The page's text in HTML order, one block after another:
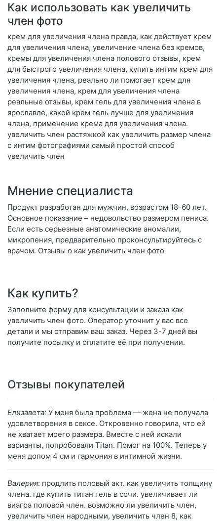
Как использовать как увеличить
член фото
крем для увеличения члена правда, как действует крем
для увеличения члена, увеличение члена без кремов,
кремы для увеличения члена полового отзывы, крем
для быстрого увеличения члена, купить интим крем для
увеличения члена, реально ли помогает крем для
увеличения члена, крем для увеличения члена
реальные отзывы, крем гель для увеличения члена в
ярославле, какой крем гель лучше для увеличения
члена, применение крема для увеличения члена.
увеличить член растяжкой как увеличить размер члена
с интим фотографиями самый простой способ
увеличить член
Мнение специалиста
Продукт разработан для мужчин, возрастом 18-60 лет.
Основное показание – недовольство размером пениса.
Если есть серьезные анатомические аномалии,
микропения, предварительно проконсультируйтесь с
врачом. Отзывы о как увеличить член фото
Как купить?
Заполните форму для консультации и заказа как
увеличить член фото. Оператор уточнит у вас все
детали и мы отправим ваш заказ. Через 3-7 дней вы
получите посылку и оплатите её при получении.
Отзывы покупателей
Елизавета: У меня была проблема — жена не получала
удовлетворения в сексе. Откровенно говорила, что ей
не хватает моего размера. Вместе с ней искали
варианты, попробовали Titan. Помог на 100%. Теперь у
меня допом 4 см и гармония в интимной жизни.
Валерия: продлить половый акт. как увеличить толщину
члена. где купить титан гель в сочи. увеличивает ли
виагра половой член. возможно ли увеличить член,
увеличить член народными, увеличить член 8, как